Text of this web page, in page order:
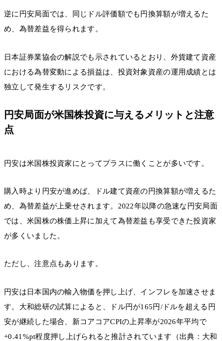
逆に円安局面では、同じドル評価額でも円換算額が増えるた
め、為替差益を得られます。
日本証券業協会の解説でも示されているとおり、外貨建て資産
における為替変動による損益は、投資対象資産の運用成績とは
独立して発生するリスクです。
円安局面が米国株投資に与えるメリットと注意
点
円安は米国株投資家にとってプラスに働くことが多いです。
購入時より円安が進めば、ドル建て資産の円換算額が増えるた
め、為替差益が上乗せされます。2022年以降の急速な円安局面
では、米国株の株価上昇に加えて為替差益も享受できた投資家
が多くいました。
ただし、注意点もあります。
円安は日本国内の輸入物価を押し上げ、インフレを加速させま
す。大和総研の試算によると、ドル円が165円/ドルを超える円
安が継続した場合、新コアコアCPIの上昇率が2026年平均で
+0.41%pt程度押し上げられると推計されています（出典：大和